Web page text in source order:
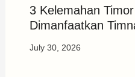
3 Kelemahan
Dimanfaatkan
July 30, 2026